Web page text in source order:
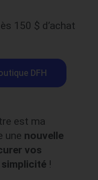
150 $ d’achat
DFH
est ma
une nouvelle
vos
!